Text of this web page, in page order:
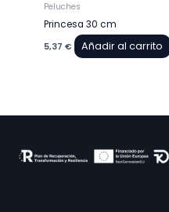
Peluches
Princesa 30 cm
5,37 € Añadir al carrito